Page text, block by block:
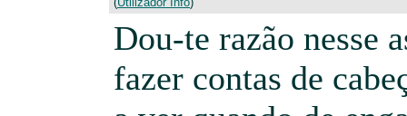
Dou-te razão nesse
fazer contas de